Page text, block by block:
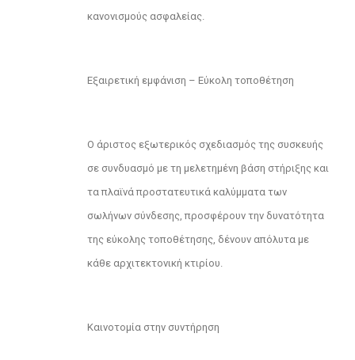
κανονισμούς ασφαλείας.
Εξαιρετική εμφάνιση – Εύκολη τοποθέτηση
Ο άριστος εξωτερικός σχεδιασμός της συσκευής
σε συνδυασμό με τη μελετημένη βάση στήριξης και
τα πλαϊνά προστατευτικά καλύμματα των
σωλήνων σύνδεσης, προσφέρουν την δυνατότητα
της εύκολης τοποθέτησης, δένουν απόλυτα με
κάθε αρχιτεκτονική κτιρίου.
Καινοτομία στην συντήρηση